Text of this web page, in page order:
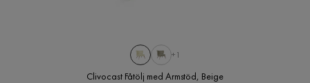
+1
Clivocast Fåtölj med Armstöd, Beige